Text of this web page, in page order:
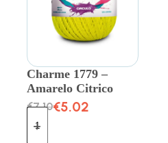
Charme 1779 –
Amarelo Citrico
€7.10€5.02